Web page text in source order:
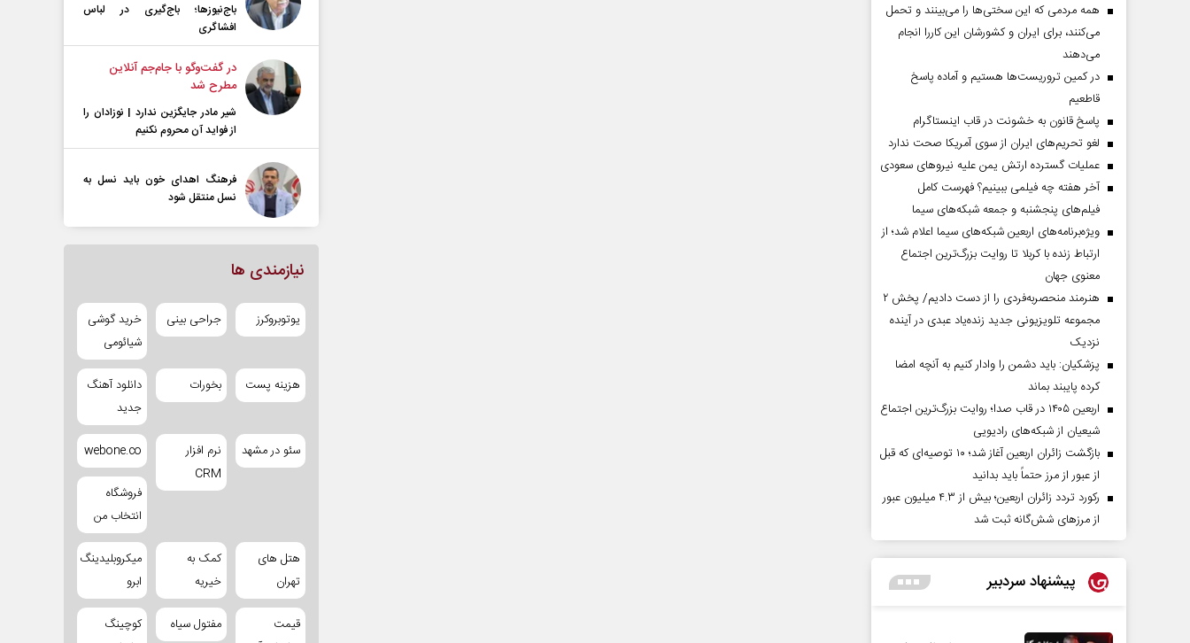
همه مردمی که این سختی‌ها را می‌بینند و تحمل
می‌کنند، برای ایران و کشورشان این کاررا انجام
می‌دهند
در کمین تروریست‌ها هستیم و آماده پاسخ
قاطعیم
پاسخ قانون به خشونت در قاب اینستاگرام
لغو تحریم‌های ایران از سوی آمریکا صحت ندارد
عملیات گسترده ارتش یمن علیه نیروهای سعودی
آخر هفته چه فیلمی ببینیم؟ فهرست کامل
فیلم‌های پنجشنبه و جمعه شبکه‌های سیما
ویژه‌برنامه‌های اربعین شبکه‌های سیما اعلام شد؛ از
ارتباط زنده با کربلا تا روایت بزرگ‌ترین اجتماع
معنوی جهان
هنرمند منحصر‌به‌فردی را از دست دادیم/ پخش ۲
مجموعه تلویزیونی جدید زنده‌یاد عبدی در آینده
نزدیک
پزشکیان: باید دشمن را وادار کنیم به آنچه امضا
کرده پایبند بماند
اربعین ۱۴۰۵ در قاب صدا؛ روایت بزرگ‌ترین اجتماع
شیعیان از شبکه‌های رادیویی
بازگشت زائران اربعین آغاز شد؛ ۱۰ توصیه‌ای که قبل
از عبور از مرز حتماً باید بدانید
رکورد تردد زائران اربعین؛ بیش از ۴.۳ میلیون عبور
از مرزهای شش‌گانه ثبت شد
پیشنهاد سردبیر
باج‌نیوزها؛ باج‌گیری در لباس
افشاگری
در گفت‌و‌گو با جام‌جم آنلاین
مطرح شد
شیر مادر جایگزین ندارد | نوزادان را
از فواید آن محروم نکنیم
فرهنگ اهدای خون باید نسل به
نسل منتقل شود
نیازمندی ها
یوتوبروکرز جراحی بینی
خرید گوشی
شیائومی
هزینه پست بخورات
دانلود آهنگ
جدید
سئو در مشهد
نرم افزار
CRM
webone.co
فروشگاه
انتخاب من
هتل های
تهران
کمک به
خیریه
میکروبلیدینگ
ابرو
قیمت
مفتول سیاه
کوچینگ